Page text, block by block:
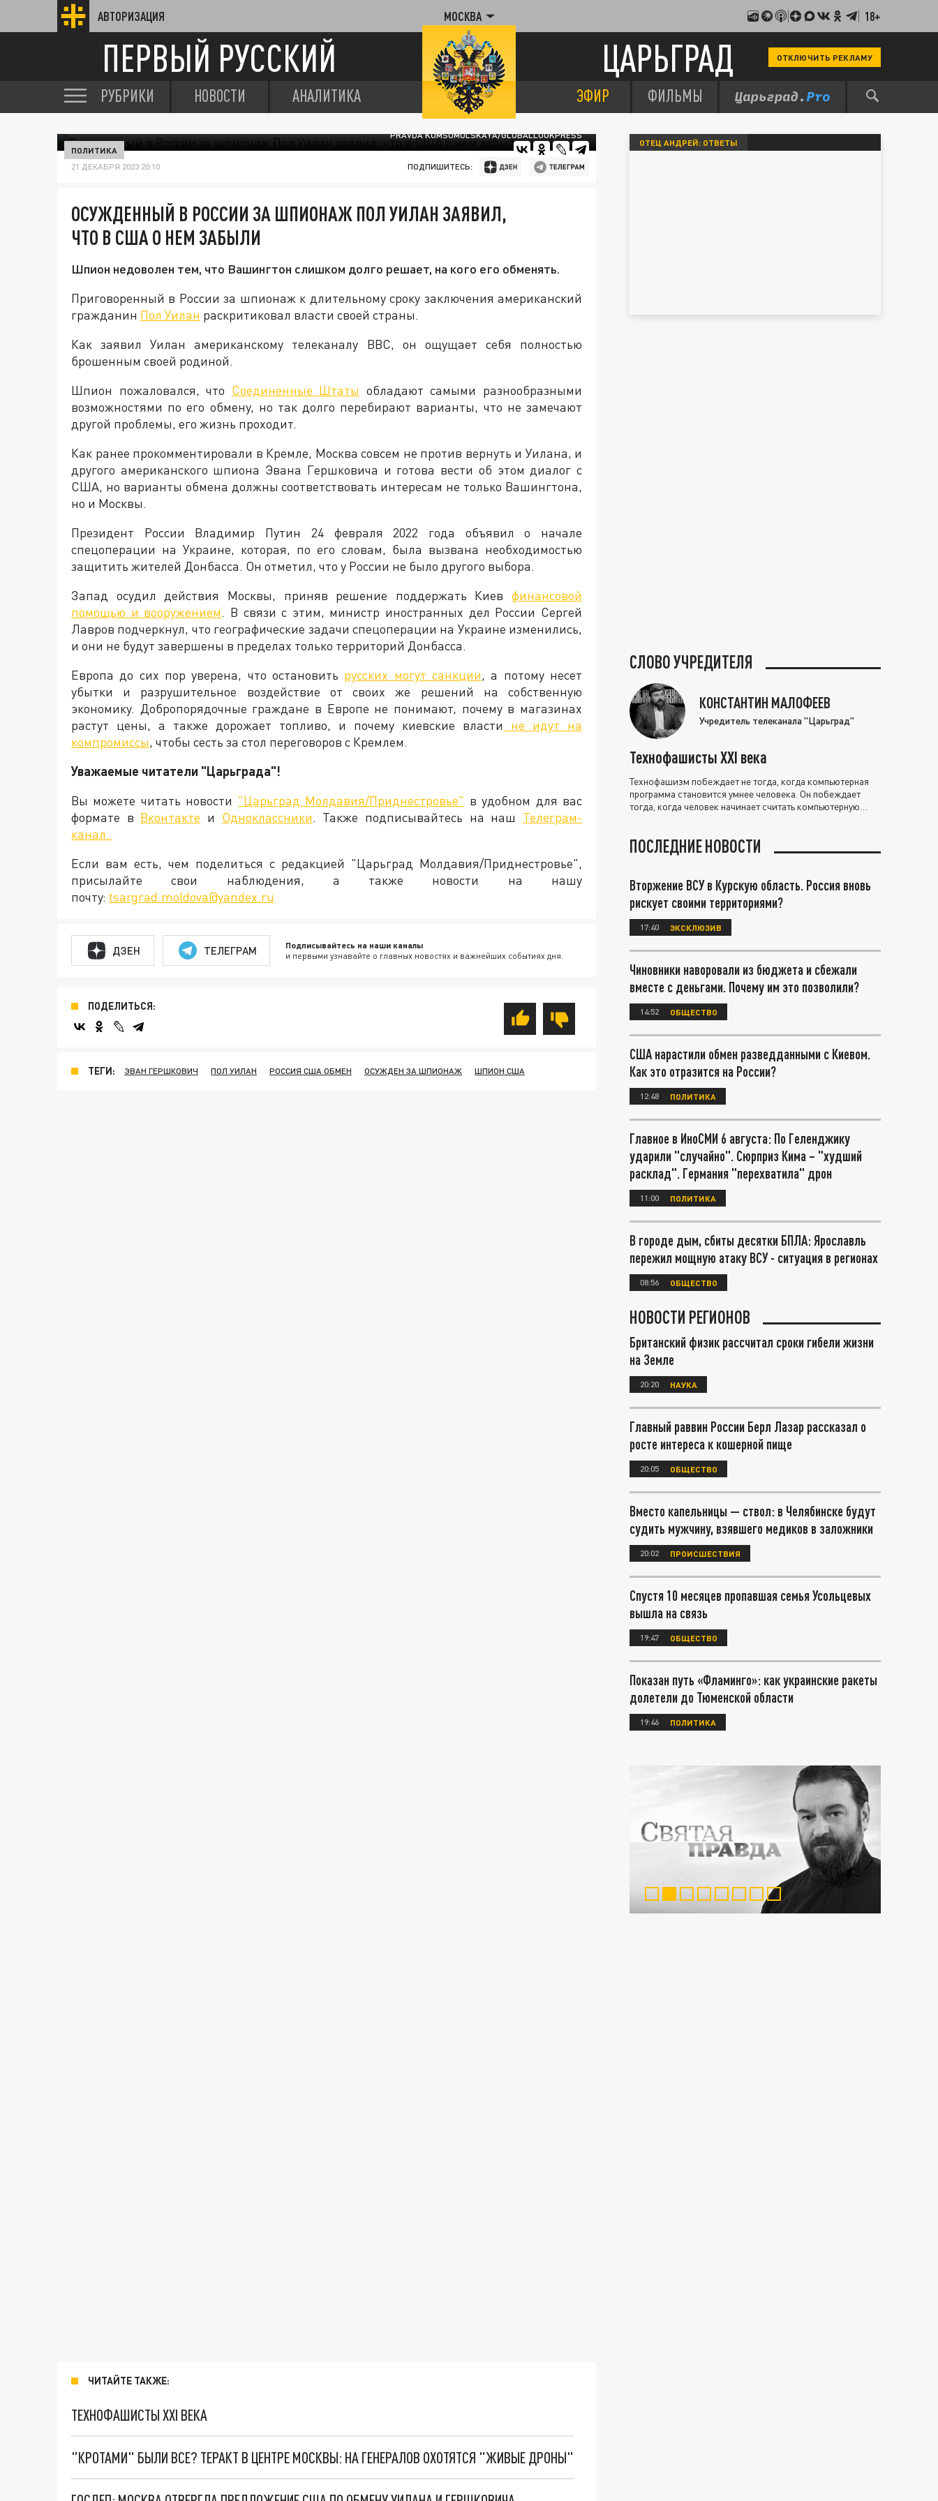
АВТОРИЗАЦИЯ МОСКВА 18+
ПЕРВЫЙ РУССКИЙ ЦАРЬГРАД ОТКЛЮЧИТЬ РЕКЛАМУ
РУБРИКИ НОВОСТИ АНАЛИТИКА ЭФИР ФИЛЬМЫ
PRAVDA KOMSOMOLSKAYA/GLOBALLOOKPRESS
ПОЛИТИКА
21 ДЕКАБРЯ 2023 20:10 ПОДПИШИТЕСЬ:
ОСУЖДЕННЫЙ В РОССИИ ЗА ШПИОНАЖ ПОЛ УИЛАН ЗАЯВИЛ,
ЧТО В США О НЕМ ЗАБЫЛИ
Шпион недоволен тем, что Вашингтон слишком долго решает, на кого его обменять.
Приговоренный в России за шпионаж к длительному сроку заключения американский
гражданин Пол Уилан раскритиковал власти своей страны.
Как заявил Уилан американскому телеканалу BBC, он ощущает себя полностью
брошенным своей родиной.
Шпион пожаловался, что Соединенные Штаты обладают самыми разнообразными
возможностями по его обмену, но так долго перебирают варианты, что не замечают
другой проблемы, его жизнь проходит.
Как ранее прокомментировали в Кремле, Москва совсем не против вернуть и Уилана, и
другого американского шпиона Эвана Гершковича и готова вести об этом диалог с
США, но варианты обмена должны соответствовать интересам не только Вашингтона,
но и Москвы.
Президент России Владимир Путин 24 февраля 2022 года объявил о начале
спецоперации на Украине, которая, по его словам, была вызвана необходимостью
защитить жителей Донбасса. Он отметил, что у России не было другого выбора.
Запад осудил действия Москвы, приняв решение поддержать Киев финансовой
помощью и вооружением. В связи с этим, министр иностранных дел России Сергей
Лавров подчеркнул, что географические задачи спецоперации на Украине изменились,
и они не будут завершены в пределах только территорий Донбасса.
Европа до сих пор уверена, что остановить русских могут санкции, а потому несет
убытки и разрушительное воздействие от своих же решений на собственную
экономику. Добропорядочные граждане в Европе не понимают, почему в магазинах
растут цены, а также дорожает топливо, и почему киевские власти не идут на
компромиссы, чтобы сесть за стол переговоров с Кремлем.
Уважаемые читатели "Царьграда"!
Вы можете читать новости "Царьград Молдавия/Приднестровье" в удобном для вас
формате в Вконтакте и Одноклассники. Также подписывайтесь на наш Телеграм-
канал.
Если вам есть, чем поделиться с редакцией "Царьград Молдавия/Приднестровье",
присылайте свои наблюдения, а также новости на нашу
почту: tsargrad.moldova@yandex.ru
ДЗЕН ТЕЛЕГРАМ Подписывайтесь на наши каналы
и первыми узнавайте о главных новостях и важнейших событиях дня.
ПОДЕЛИТЬСЯ:
ТЕГИ: ЭВАН ГЕРШКОВИЧ ПОЛ УИЛАН РОССИЯ США ОБМЕН ОСУЖДЕН ЗА ШПИОНАЖ ШПИОН США
ЧИТАЙТЕ ТАКЖЕ:
ТЕХНОФАШИСТЫ XXI ВЕКА
"КРОТАМИ" БЫЛИ ВСЕ? ТЕРАКТ В ЦЕНТРЕ МОСКВЫ: НА ГЕНЕРАЛОВ ОХОТЯТСЯ "ЖИВЫЕ ДРОНЫ"
ОТЕЦ АНДРЕЙ: ОТВЕТЫ
СЛОВО УЧРЕДИТЕЛЯ
КОНСТАНТИН МАЛОФЕЕВ
Учредитель телеканала "Царьград"
Технофашисты XXI века
Технофашизм побеждает не тогда, когда компьютерная
программа становится умнее человека. Он побеждает
тогда, когда человек начинает считать компьютерную
ПОСЛЕДНИЕ НОВОСТИ
Вторжение ВСУ в Курскую область. Россия вновь
рискует своими территориями?
17:40 ЭКСКЛЮЗИВ
Чиновники наворовали из бюджета и сбежали
вместе с деньгами. Почему им это позволили?
14:52 ОБЩЕСТВО
США нарастили обмен разведданными с Киевом.
Как это отразится на России?
12:48 ПОЛИТИКА
Главное в ИноСМИ 6 августа: По Геленджику
ударили "случайно". Сюрприз Кима – "худший
расклад". Германия "перехватила" дрон
11:00 ПОЛИТИКА
В городе дым, сбиты десятки БПЛА: Ярославль
пережил мощную атаку ВСУ - ситуация в регионах
08:56 ОБЩЕСТВО
НОВОСТИ РЕГИОНОВ
Британский физик рассчитал сроки гибели жизни
на Земле
20:20 НАУКА
Главный раввин России Берл Лазар рассказал о
росте интереса к кошерной пище
20:05 ОБЩЕСТВО
Вместо капельницы — ствол: в Челябинске будут
судить мужчину, взявшего медиков в заложники
20:02 ПРОИСШЕСТВИЯ
Спустя 10 месяцев пропавшая семья Усольцевых
вышла на связь
19:47 ОБЩЕСТВО
Показан путь «Фламинго»: как украинские ракеты
долетели до Тюменской области
19:46 ПОЛИТИКА